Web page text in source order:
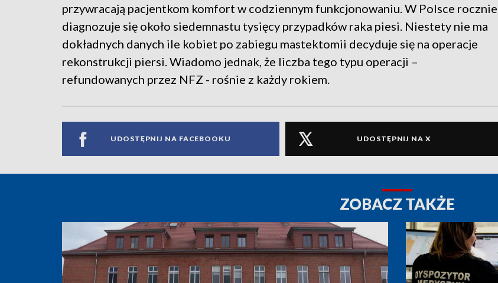
przywracają pacjentkom komfort w codziennym funkcjonowaniu. W Polsce rocznie
diagnozuje się około siedemnastu tysięcy przypadków raka piesi. Niestety nie ma
dokładnych danych ile kobiet po zabiegu mastektomii decyduje się na operacje
rekonstrukcji piersi. Wiadomo jednak, że liczba tego typu operacji –
refundowanych przez NFZ - rośnie z każdy rokiem.
UDOSTĘPNIJ NA FACEBOOKU UDOSTĘPNIJ NA X
ZOBACZ TAKŻE